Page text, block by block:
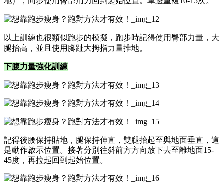
以上訓練也很類似跑步的模擬，跑步時記得使用臀部力量，大
腿抬高，並且使用腳趾大拇指力量推地。
下腹力量強化訓練
記得後腰保持貼地，腿保持伸直，雙腿抬起至與地面垂直，這
是動作啟示位置。接著分別往斜前方方向放下去至離地面15-
45度，再拉起回到起始位置。